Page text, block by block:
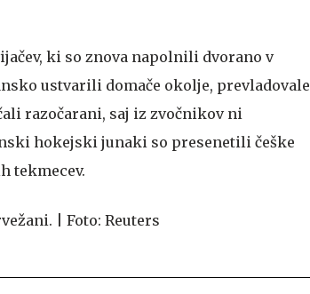
ki so znova napolnili dvorano v
ustvarili domače okolje, prevladovale
razočarani, saj iz zvočnikov ni
hokejski junaki so presenetili češke
tekmecev.